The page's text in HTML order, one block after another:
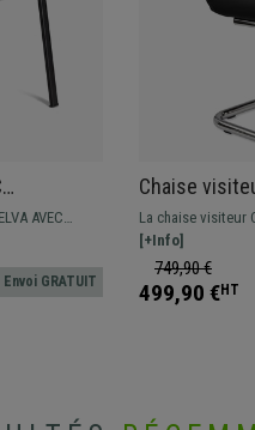
AVEC
ceux qui
et facile
Envoi GRATUIT
Chaise
Métallique,
La chaise visiteur
grâce à son
formes
design !
[+Info]
749,90 €
499,90 €HT